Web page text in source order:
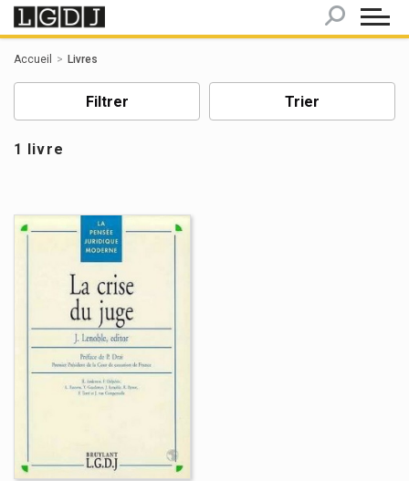
Accueil Livres
Filtrer Trier
1 livre
Panneau de gestion des cookies